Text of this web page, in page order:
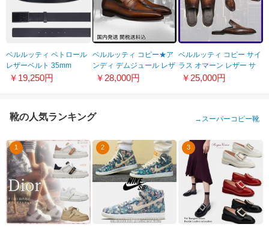
ベルルッティ ペトロール
レザーベルト 35mm
8092805
￥19,250円
ベルルッティ コピー★ア
ンディ デムジュール レザ
ー ローファー S1411-V1
￥28,000円
ベルルッティ コピー サイ
ラス オマーン レザー サ
マーシューズ S3786-C6
￥25,000円
靴の人気ランキング → スーパーコピー靴
1 2 3